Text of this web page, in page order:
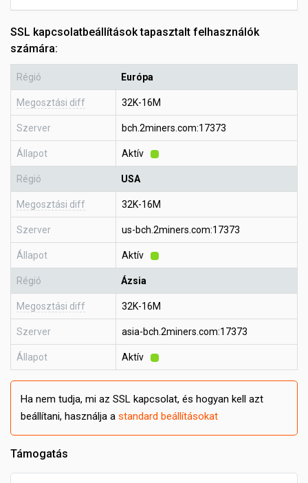
SSL kapcsolatbeállítások tapasztalt felhasználók
számára:
Régió Európa
Megosztási diff 32K-16M
Szerver bch.2miners.com:17373
Állapot Aktív
Régió USA
Megosztási diff 32K-16M
Szerver us-bch.2miners.com:17373
Állapot Aktív
Régió Ázsia
Megosztási diff 32K-16M
Szerver asia-bch.2miners.com:17373
Állapot Aktív
Ha nem tudja, mi az SSL kapcsolat, és hogyan kell azt
beállítani, használja a standard beállításokat
Támogatás